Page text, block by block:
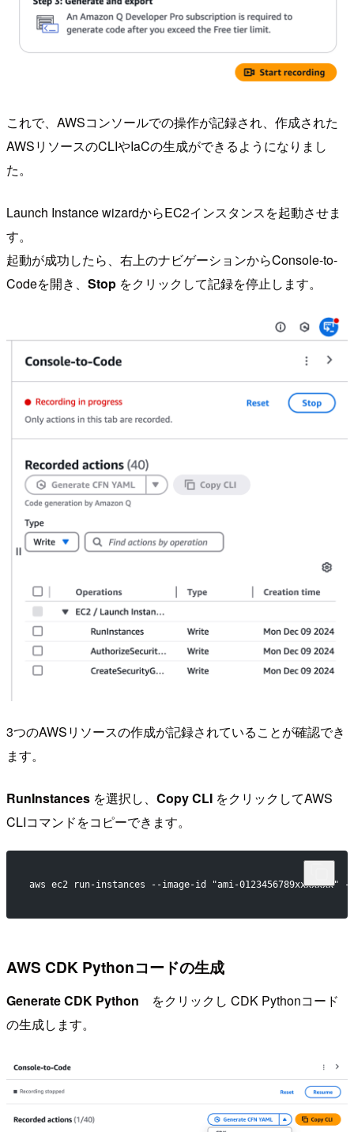
これで、AWSコンソールでの操作が記録され、作成された
AWSリソースのCLIやIaCの生成ができるようになりまし
た。
Launch Instance wizardからEC2インスタンスを起動させま
す。
起動が成功したら、右上のナビゲーションからConsole-to-
Codeを開き、 Stop をクリックして記録を停止します。
3つのAWSリソースの作成が記録されていることが確認でき
ます。
RunInstances を選択し、 Copy CLI をクリックしてAWS
CLIコマンドをコピーできます。
aws ec2 run-instances --image-id "ami-
AWS CDK Pythonコードの生成
Generate CDK Python をクリックし CDK Pythonコード
の生成します。